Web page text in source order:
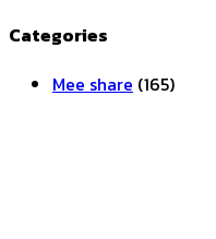
Categories
Mee share (165)